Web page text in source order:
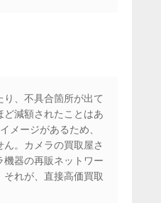
、不具合箇所が出て
ど減額されたことはあ
メージがあるため、
。カメラの買取屋さ
機器の再販ネットワー
れが、直接高価買取